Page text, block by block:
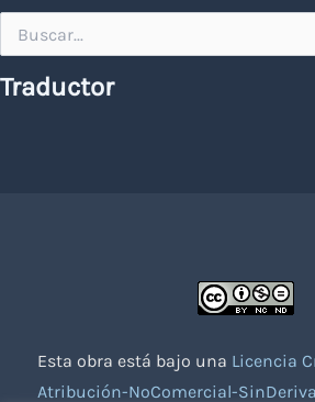
por:
Traductor
Esta obra está bajo una Licencia
Atribución-NoComercial-